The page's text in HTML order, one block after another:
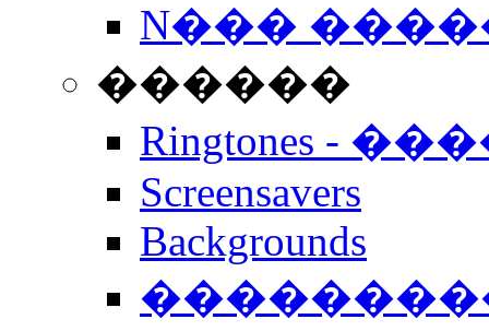
N���
������
Ringtones -
Screensavers
Backgrounds